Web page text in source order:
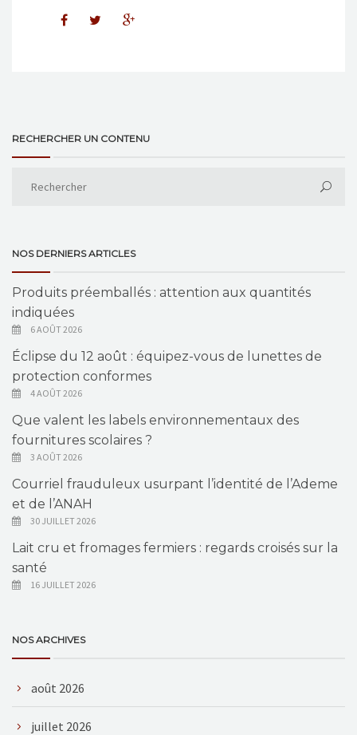
RECHERCHER UN CONTENU
NOS DERNIERS ARTICLES
Produits préemballés : attention aux quantités
indiquées
6 AOÛT 2026
Éclipse du 12 août : équipez-vous de lunettes de
protection conformes
4 AOÛT 2026
Que valent les labels environnementaux des
fournitures scolaires ?
3 AOÛT 2026
Courriel frauduleux usurpant l’identité de l’Ademe
et de l’ANAH
30 JUILLET 2026
Lait cru et fromages fermiers : regards croisés sur la
santé
16 JUILLET 2026
NOS ARCHIVES
août 2026
juillet 2026